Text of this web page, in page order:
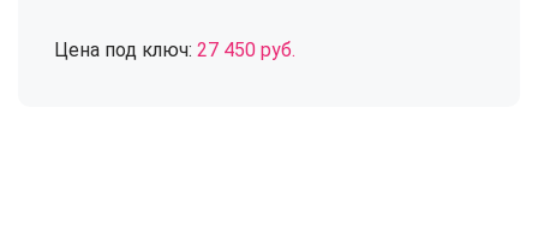
Цена под ключ: 27 450 руб.